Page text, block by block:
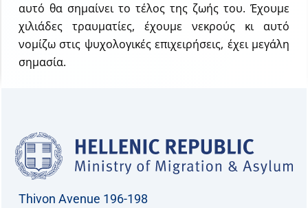
αυτό θα σημαίνει το τέλος της ζωής του. Έχουμε
χιλιάδες τραυματίες, έχουμε νεκρούς κι αυτό
νομίζω στις ψυχολογικές επιχειρήσεις, έχει μεγάλη
σημασία.
Thivon Avenue 196-198